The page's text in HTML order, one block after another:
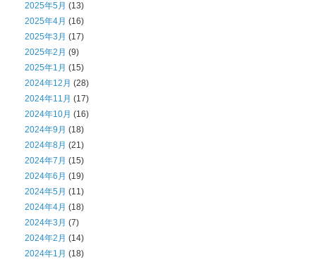
2025年5月 (13)
2025年4月 (16)
2025年3月 (17)
2025年2月 (9)
2025年1月 (15)
2024年12月 (28)
2024年11月 (17)
2024年10月 (16)
2024年9月 (18)
2024年8月 (21)
2024年7月 (15)
2024年6月 (19)
2024年5月 (11)
2024年4月 (18)
2024年3月 (7)
2024年2月 (14)
2024年1月 (18)